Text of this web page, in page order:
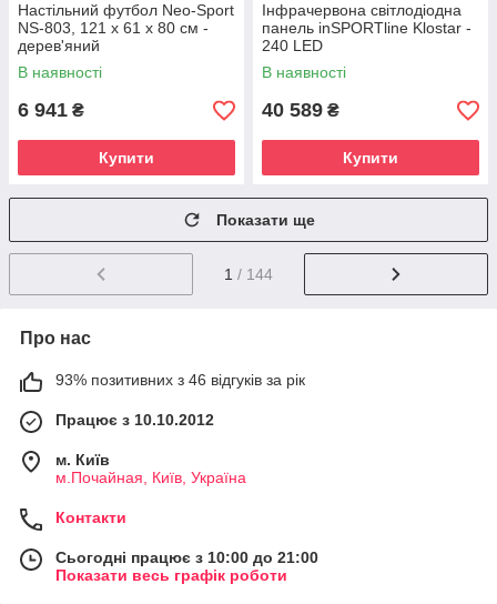
Настільний футбол Neo-Sport
NS-803, 121 x 61 x 80 см -
дерев'яний
В наявності
6 941 ₴
Купити
Інфрачервона світлодіодна
панель inSPORTline Klostar -
240 LED
В наявності
40 589 ₴
Купити
Показати ще
1 / 144
Про нас
93% позитивних з 46 відгуків за рік
Працює з 10.10.2012
м. Київ
м.Почайная, Київ, Україна
Контакти
Сьогодні працює з 10:00 до 21:00
Показати весь графік роботи